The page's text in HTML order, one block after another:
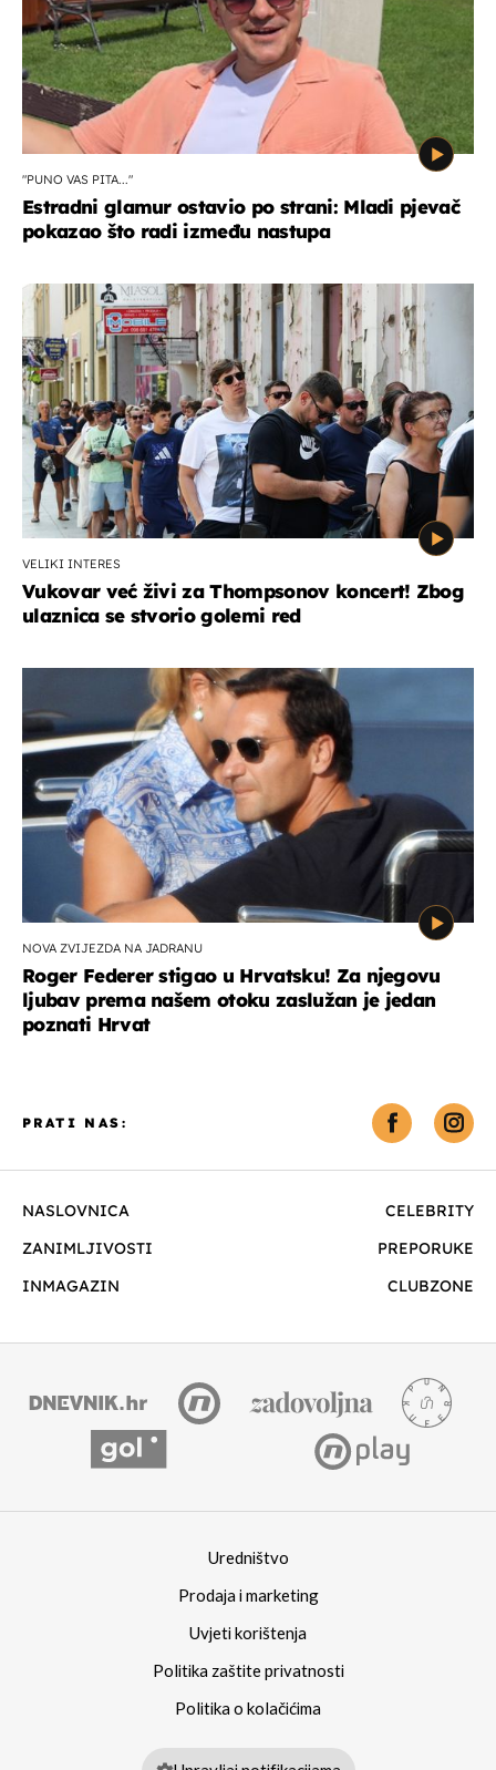
"PUNO VAS PITA..."
Estradni glamur ostavio po strani: Mladi pjevač
pokazao što radi između nastupa
VELIKI INTERES
Vukovar već živi za Thompsonov koncert! Zbog
ulaznica se stvorio golemi red
NOVA ZVIJEZDA NA JADRANU
Roger Federer stigao u Hrvatsku! Za njegovu
ljubav prema našem otoku zaslužan je jedan
poznati Hrvat
NASLOVNICA
CELEBRITY
ZANIMLJIVOSTI
PREPORUKE
INMAGAZIN
CLUBZONE
PRATI NAS:
Uredništvo
Prodaja i marketing
Uvjeti korištenja
Politika zaštite privatnosti
Politika o kolačićima